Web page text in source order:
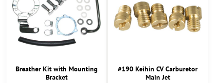
Breather Kit with Mounting
Bracket
#190 Keihin CV Carburetor
Main Jet